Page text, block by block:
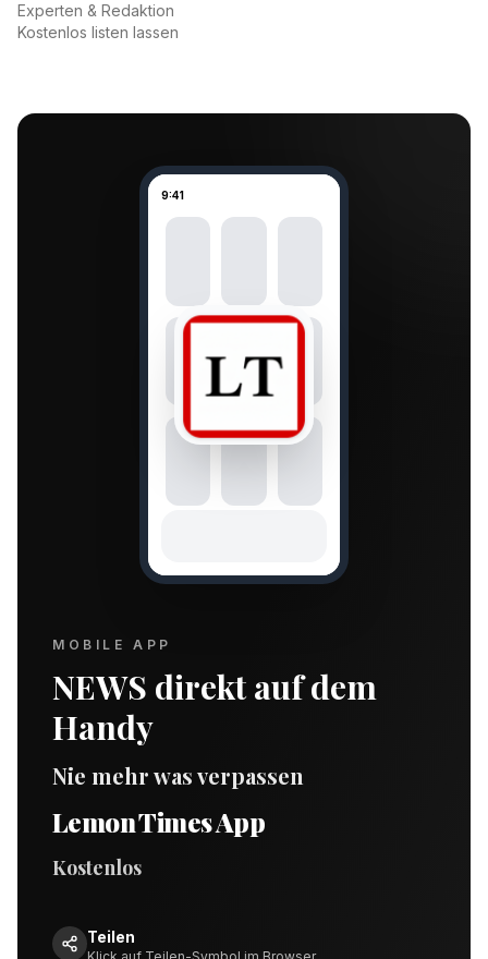
Experten & Redaktion
Kostenlos listen lassen
9:41
MOBILE APP
NEWS direkt auf dem
Handy
Nie mehr was verpassen
Lemon Times App
Kostenlos
Teilen